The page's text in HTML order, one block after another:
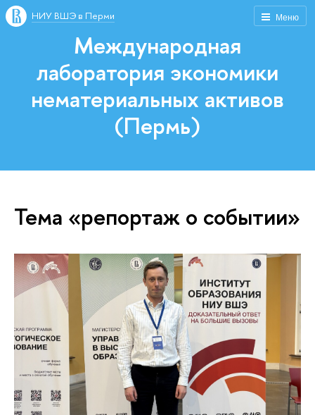
Меню
НИУ ВШЭ в Перми
Международная
лаборатория экономики
нематериальных активов
(Пермь)
Тема «репортаж о событии»